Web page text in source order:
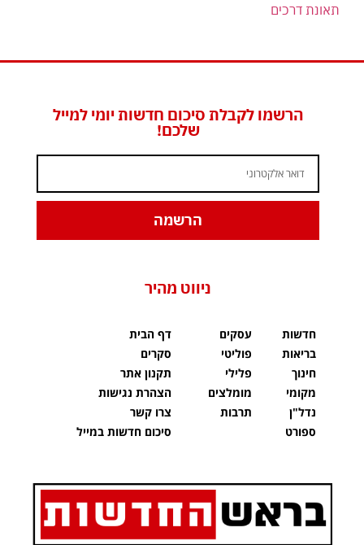
תאונת דרכים
הרשמו לקבלת סיכום חדשות יומי למייל
שלכם!
הרשמה
ניווט מהיר
חדשות
בריאות
חינוך
מקומי
נדל"ן
ספורט
עסקים
פוליטי
פלילי
מומלצים
תרבות
דף הבית
סקרים
תקנון אתר
הצהרת נגישות
צרו קשר
סיכום חדשות במייל